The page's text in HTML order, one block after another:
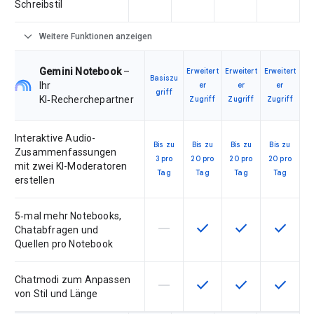
Schreibstil
expand_more Weitere Funktionen anzeigen
Gemini Notebook–
Ihr
KI‑Recherchepartner
Basiszu
griff
Erweitert
er
Zugriff
Erweitert
er
Zugriff
Erweitert
er
Zugriff
Interaktive Audio-
Zusammenfassungen
mit zwei KI-Moderatoren
erstellen
Bis zu
3 pro
Tag
Bis zu
20 pro
Tag
Bis zu
20 pro
Tag
Bis zu
20 pro
Tag
5‑mal mehr Notebooks,
Chatabfragen und
Quellen pro Notebook
Diese Funktion ist für die
horizontal_rule Diese Funktion ist für
check Diese Funktion
check Diese
check
Chatmodi zum Anpassen
von Stil und Länge
Diese Funktion ist für die
horizontal_rule Diese Funktion ist für
check Diese Funktion
check Diese
check